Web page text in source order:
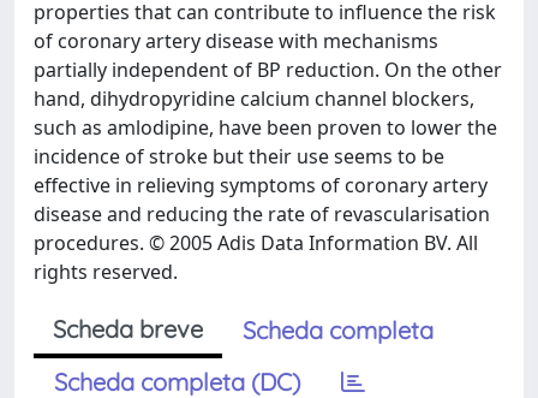
properties that can contribute to influence the risk
of coronary artery disease with mechanisms
partially independent of BP reduction. On the other
hand, dihydropyridine calcium channel blockers,
such as amlodipine, have been proven to lower the
incidence of stroke but their use seems to be
effective in relieving symptoms of coronary artery
disease and reducing the rate of revascularisation
procedures. © 2005 Adis Data Information BV. All
rights reserved.
Scheda breve
Scheda completa
Scheda completa (DC)